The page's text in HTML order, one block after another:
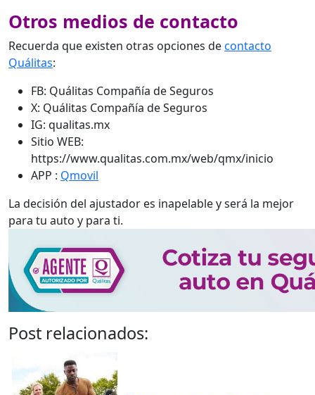
Otros medios de contacto
Recuerda que existen otras opciones decontacto
Quálitas:
FB: Quálitas Compañía de Seguros
X: Quálitas Compañía de Seguros
IG: qualitas.mx
Sitio WEB:
https://www.qualitas.com.mx/web/qmx/inicio
APP : Qmovil
La decisión del ajustador es inapelable y será la mejor
para tu auto y para ti.
Post relacionados: